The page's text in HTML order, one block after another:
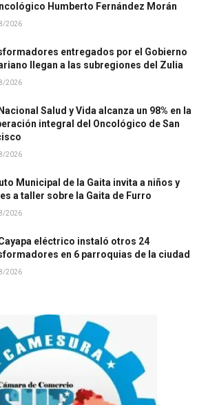
Humberto Fernández Morán
2026
entregados por el Gobierno
llegan a las subregiones del Zulia
2026
Salud y Vida alcanza un 98% en la
integral del Oncológico de San
2026
Municipal de la Gaita invita a niños y
a taller sobre la Gaita de Furro
2026
eléctrico instaló otros 24
en 6 parroquias de la ciudad
2026